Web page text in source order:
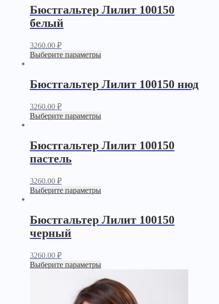
Бюстгальтер Лилит 100150
белый
3260.00 ₽
Выберите параметры
Бюстгальтер Лилит 100150 нюд
3260.00 ₽
Выберите параметры
Бюстгальтер Лилит 100150
пастель
3260.00 ₽
Выберите параметры
Бюстгальтер Лилит 100150
черный
3260.00 ₽
Выберите параметры